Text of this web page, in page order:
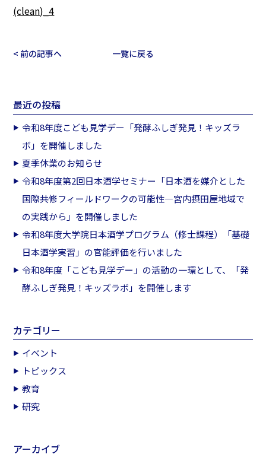
(clean)_4
< 前の記事へ 一覧に戻る
最近の投稿
令和8年度こども見学デー「発酵ふしぎ発見！キッズラ
ボ」を開催しました
夏季休業のお知らせ
令和8年度第2回日本酒学セミナー「日本酒を媒介とした
国際共修フィールドワークの可能性―宮内摂田屋地域で
の実践から」を開催しました
令和8年度大学院日本酒学プログラム（修士課程）「基礎
日本酒学実習」の官能評価を行いました
令和8年度「こども見学デー」の活動の一環として、「発
酵ふしぎ発見！キッズラボ」を開催します
カテゴリー
イベント
トピックス
教育
研究
アーカイブ